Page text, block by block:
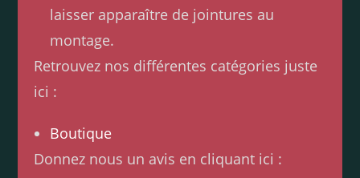
laisser apparaître de jointures au
montage.
Retrouvez nos différentes catégories juste
ici :
Boutique
Donnez nous un avis en cliquant ici :